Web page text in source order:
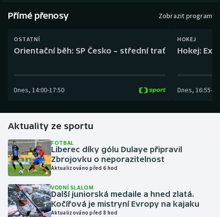
Curling
Dostihy
Gymnastika
Házená
Jezdectví
Judo
Přímé přenosy Zobrazit program
OSTATNÍ
Orientační běh: SP Česko – střední trať
Dnes, 14:00-17:50
HOKEJ
Hokej:
Dnes, 16:55-
Aktuality ze sportu
FOTBAL
Liberec díky gólu Dulaye připravil
Zbrojovku o neporazitelnost
Aktualizováno před 6 hod
VODNÍ SLALOM
Další juniorská medaile a hned zlatá.
Kočířová je mistryní Evropy na kajaku
Aktualizováno před 8 hod